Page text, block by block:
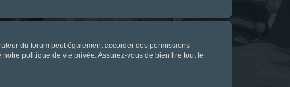
du forum peut également accorder des permissions
politique de vie privée. Assurez-vous de bien lire tout le